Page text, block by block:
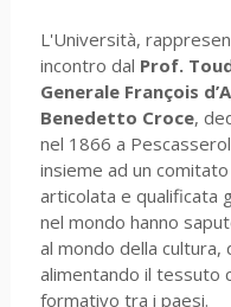
L'Università,
incontro dal Prof.
Generale François
Benedetto Croce,
nel 1866 a
insieme ad un
articolata e qualificata
nel mondo hanno
al mondo della cultura,
alimentando il tessuto
formativo tra i paesi.